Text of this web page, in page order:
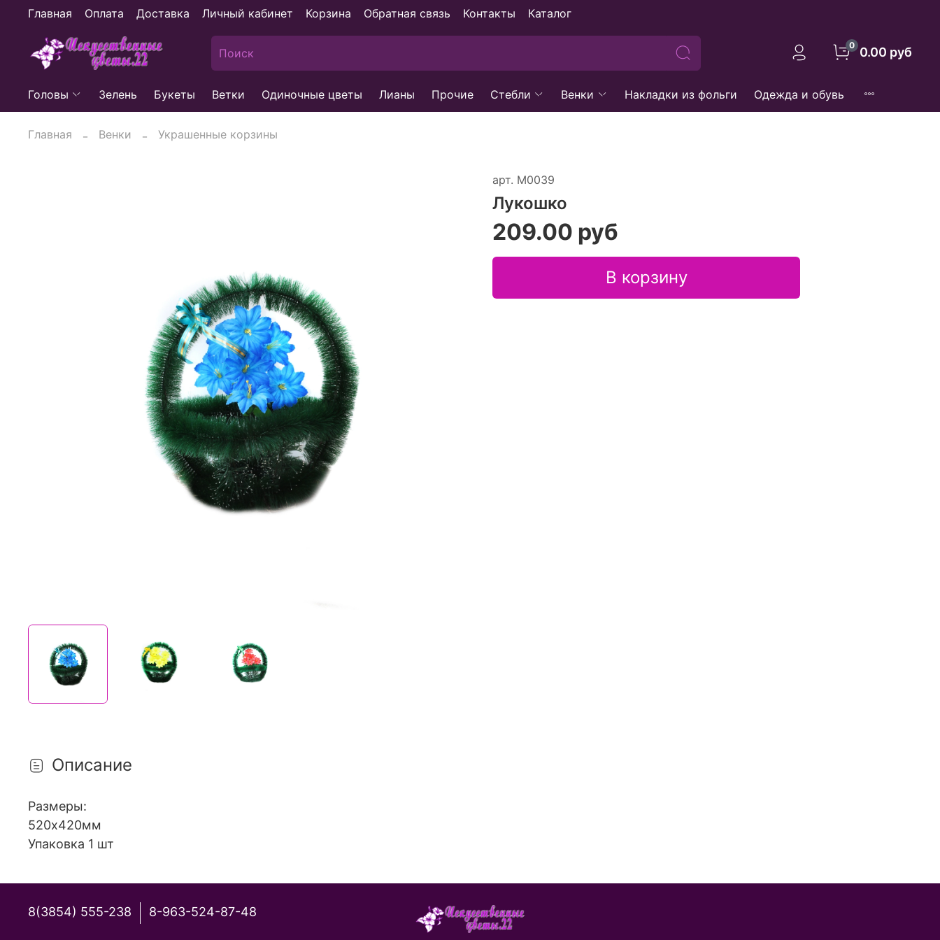
Главная Оплата Доставка Личный кабинет Корзина Обратная связь Контакты Каталог
0 0.00 руб
Головы Зелень Букеты Ветки Одиночные цветы Лианы Прочие Стебли Венки Накладки из фольги Одежда и обувь
Главная Венки Украшенные корзины
арт. М0039
Лукошко
209.00 руб
В корзину
Описание
Размеры:
520х420мм
Упаковка 1 шт
8(3854) 555-238 8-963-524-87-48